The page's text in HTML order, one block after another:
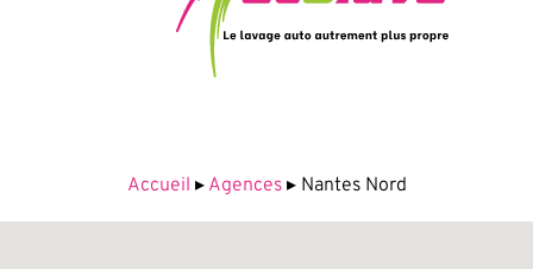
Accueil ▸ Agences▸ Nantes Nord